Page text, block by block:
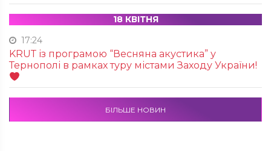
18 КВІТНЯ
17:24
KRUТ із програмою “Весняна акустика” у
Тернополі в рамках туру містами Заходу України!
БІЛЬШЕ НОВИН